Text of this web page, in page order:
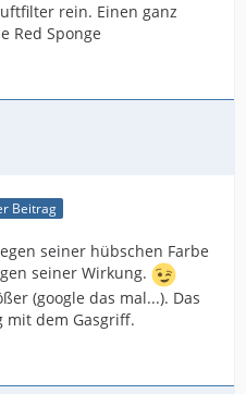
rein. Einen ganz
Red Sponge
Beitrag
seiner hübschen Farbe
seiner Wirkung.
(google das mal...). Das
mit dem Gasgriff.